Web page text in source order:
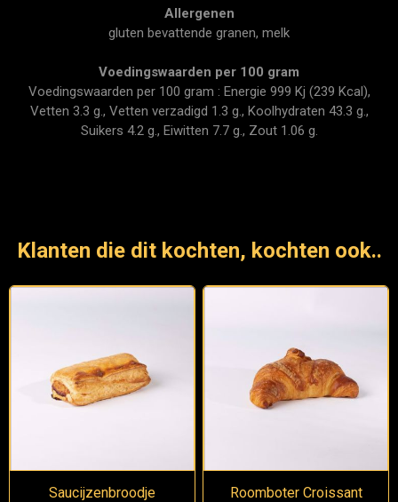
Allergenen
gluten bevattende granen, melk
Voedingswaarden per 100 gram
Voedingswaarden per 100 gram : Energie 999 Kj (239 Kcal),
Vetten 3.3 g., Vetten verzadigd 1.3 g., Koolhydraten 43.3 g.,
Suikers 4.2 g., Eiwitten 7.7 g., Zout 1.06 g.
Klanten die dit kochten, kochten ook..
Saucijzenbroodje Roomboter Croissant